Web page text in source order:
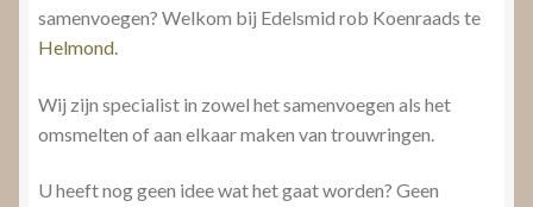
samenvoegen? Welkom bij Edelsmid rob Koenraads te
Helmond.
Wij zijn specialist in zowel het samenvoegen als het
omsmelten of aan elkaar maken van trouwringen.
U heeft nog geen idee wat het gaat worden? Geen